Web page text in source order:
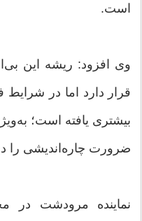
است.
وی افزود: ریشه این
قرار دارد اما در شرایط
بیشتری یافته است؛
ضرورت چاره‌اندیشی را
نماینده مرودشت در